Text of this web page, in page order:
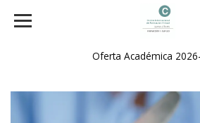
Oferta Académica